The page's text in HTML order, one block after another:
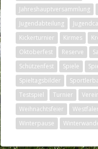
Jahreshauptversammlung
Jugendabteilung
Kickerturnier
Kirmes
Oktoberfest
Reserve
Schützenfest
Spiele
Spieltagsbilder
Testspiel
Turnier
Weihnachtsfeier
Winterpause